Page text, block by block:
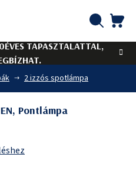
TAPASZTALATTAL,
2 izzós spotlámpa
Pontlámpa